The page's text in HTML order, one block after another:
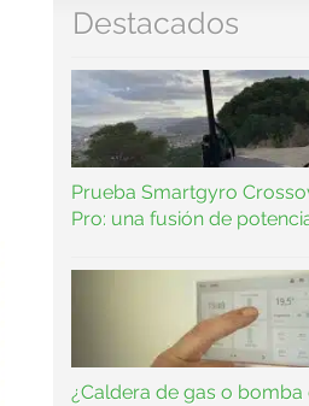
Destacados
Prueba Smartgyro
Pro: una fusión de
¿Caldera de gas o bomba